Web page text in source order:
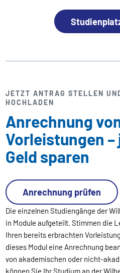
JETZT ANTRAG STELLEN
HOCHLADEN
Anrechnung
Vorleistungen
Geld sparen
Die einzelnen Studiengänge der
in Module aufgeteilt. Stimmen die
Ihren bereits erbrachten
dieses Modul eine Anrechnung
von akademischen oder nicht-
können Sie Ihr Studium an der
Anrechnung prüfen